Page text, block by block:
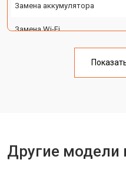
Замена аккумулятора
Замена Wi-Fi
Другие модели